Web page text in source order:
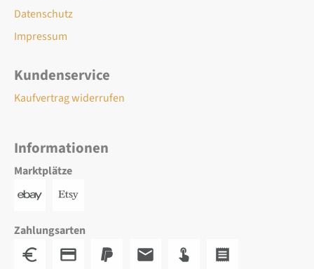
Datenschutz
Impressum
Kundenservice
Kaufvertrag widerrufen
Informationen
Marktplätze
Zahlungsarten